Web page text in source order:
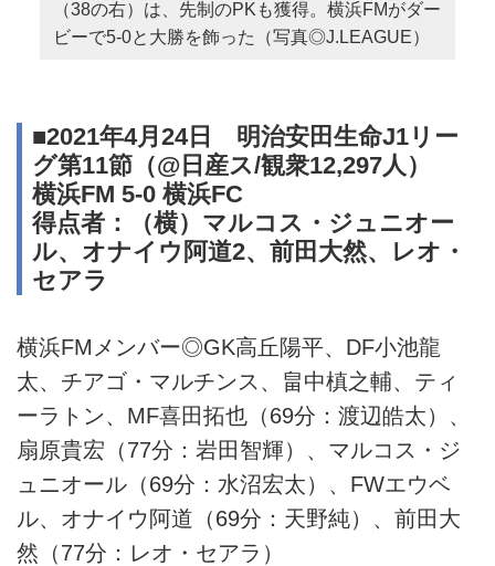
（38の右）は、先制のPKも獲得。横浜FMがダー
ビーで5-0と大勝を飾った（写真◎J.LEAGUE）
■2021年4月24日 明治安田生命J1リー
グ第11節（@日産ス/観衆12,297人）
横浜FM 5-0 横浜FC
得点者：（横）マルコス・ジュニオー
ル、オナイウ阿道2、前田大然、レオ・
セアラ
横浜FMメンバー◎GK高丘陽平、DF小池龍
太、チアゴ・マルチンス、畠中槙之輔、ティ
ーラトン、MF喜田拓也（69分：渡辺皓太）、
扇原貴宏（77分：岩田智輝）、マルコス・ジ
ュニオール（69分：水沼宏太）、FWエウベ
ル、オナイウ阿道（69分：天野純）、前田大
然（77分：レオ・セアラ）